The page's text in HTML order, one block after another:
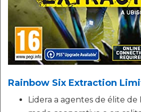
Rainbow Six Extraction
Lidera a agentes de élite de